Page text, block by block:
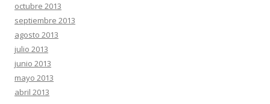
octubre 2013
septiembre 2013
agosto 2013
julio 2013
junio 2013
mayo 2013
abril 2013